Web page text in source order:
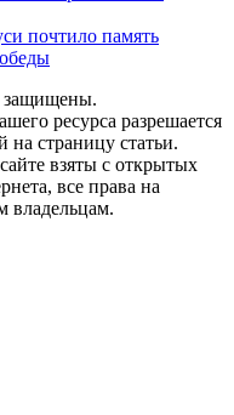
почтило память
защищены.
ресурса разрешается
на страницу статьи.
взяты с открытых
все права на
владельцам.